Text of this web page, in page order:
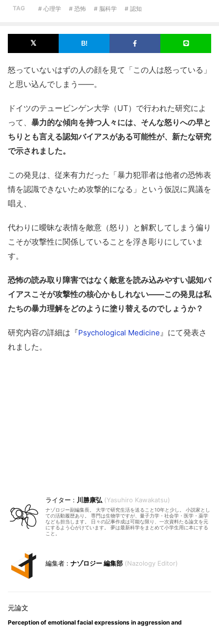
TAG # 心理学 # 恐怖 # 脳科学 # 認知
怒っていないはずの人の顔を見て「この人は怒っている」
と思い込んでしまう――。
ドイツのテュービンゲン大学（UT）で行われた研究によ
って、 暴力的な傾向を持つ人々には、そんな怒りへの早と
ちりとも言える認知バイアスがある可能性が、新たな研究
で示されました。
この発見は、従来有力だった「暴力犯罪者は他者の恐怖表
情を認識できないため攻撃的になる」という仮説に異議を
唱え、
代わりに曖昧な表情を敵意（怒り）と解釈してしまう偏り
こそが攻撃性に関係していることを浮き彫りにしていま
す。
恐怖の読み取り障害ではなく敵意を読み込みやすい認知バ
イアスこそが攻撃性の核心かもしれない――この発見は私
たちの暴力理解をどのように塗り替えるのでしょうか？
研究内容の詳細は『Psychological Medicine 』にて発表さ
れました。
川勝康弘 Yasuhiro Kawakatsu
ナゾロジー副編集長。 大学で研究生活を送ること10年と少し。 小説家とし
ての活動履歴あり。 専門は生物学ですが、量子力学・社会学・医学・薬学
なども担当します。 日々の記事作成は可能な限り、一次資料たる論文を元
にするよう心がけています。 夢は最新科学をまとめて小学生用に本にする
こと。
ナゾロジー 編集部 Nazology Editor
Perception of emotional facial expressions in aggression and